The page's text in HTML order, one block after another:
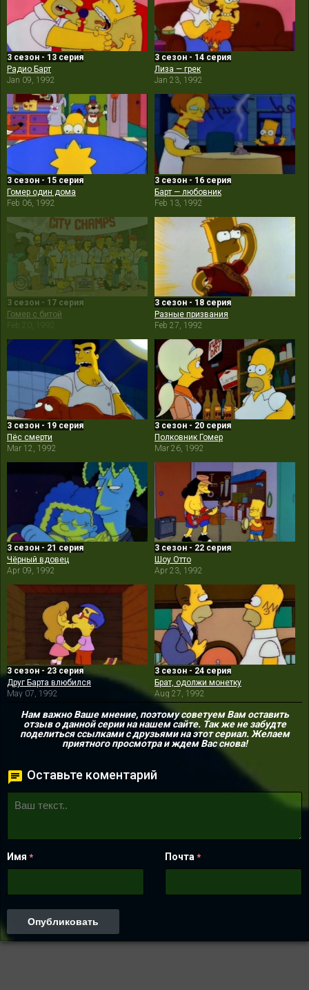
3 сезон - 13 серия
Радио Барт
Jan 09, 1992
3 сезон - 14 серия
Лиза — грек
Jan 23, 1992
3 сезон - 15 серия
Гомер один дома
Feb 06, 1992
3 сезон - 16 серия
Барт — любовник
Feb 13, 1992
3 сезон - 17 серия
Гомер с битой
Feb 20, 1992
3 сезон - 18 серия
Разные призвания
Feb 27, 1992
3 сезон - 19 серия
Пёс смерти
Mar 12, 1992
3 сезон - 20 серия
Полковник Гомер
Mar 26, 1992
3 сезон - 21 серия
Чёрный вдовец
Apr 09, 1992
3 сезон - 22 серия
Шоу Отто
Apr 23, 1992
3 сезон - 23 серия
Друг Барта влюбился
May 07, 1992
3 сезон - 24 серия
Брат, одолжи монетку
Aug 27, 1992
Нам важно Ваше мнение, поэтому советуем Вам оставить
отзыв о данной серии на нашем сайте. Так же не забудте
поделиться ссылками с друзьями на этот сериал. Желаем
приятного просмотра и ждем Вас снова!
Оставьте коментарий
Имя * Почта *